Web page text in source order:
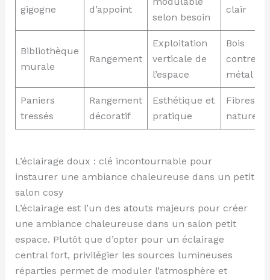
gigogne
d’appoint
selon besoin
clair
Bibliothèque
murale
Rangement
Exploitation
verticale de
l’espace
Bois
métal
Paniers
tressés
Rangement
décoratif
Esthétique et
pratique
Fibres
L’éclairage doux : clé incontournable pour
instaurer une ambiance chaleureuse dans un petit
salon cosy
L’éclairage est l’un des atouts majeurs pour créer
une ambiance chaleureuse dans un salon petit
espace. Plutôt que d’opter pour un éclairage
central fort, privilégier les sources lumineuses
réparties permet de moduler l’atmosphère et